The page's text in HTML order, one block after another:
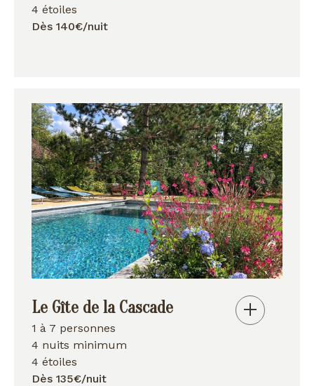
4 étoiles
Dès 140€/nuit
Le Gîte de la Cascade
1 à 7 personnes
4 nuits minimum
4 étoiles
Dès 135€/nuit